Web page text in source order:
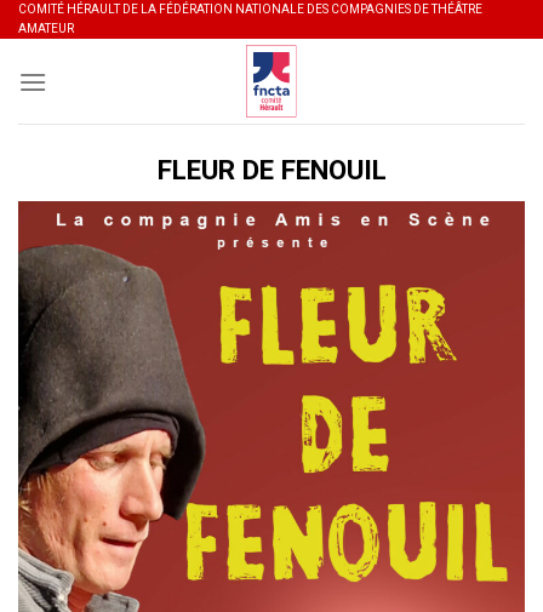
Skip
to
content
COMITÉ HÉRAULT DE LA FÉDÉRATION NATIONALE DES COMPAGNIES DE THÉÂTRE
AMATEUR
FLEUR DE FENOUIL